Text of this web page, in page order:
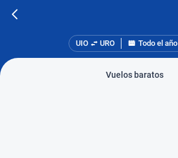
UIO URO Todo el año
Vuelos baratos